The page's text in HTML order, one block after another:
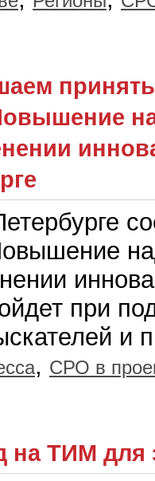
при
, СРО в
на ТИМ для